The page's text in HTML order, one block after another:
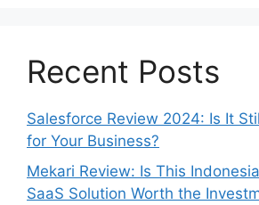
Recent Posts
Salesforce Review 2024: Is It
for Your Business?
Mekari Review: Is This
SaaS Solution Worth the